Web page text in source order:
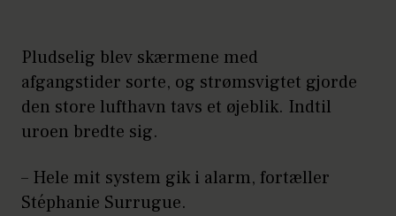
Pludselig blev skærmene med
afgangstider sorte, og strømsvigtet gjorde
den store lufthavn tavs et øjeblik. Indtil
uroen bredte sig.
– Hele mit system gik i alarm, fortæller
Stéphanie Surrugue.